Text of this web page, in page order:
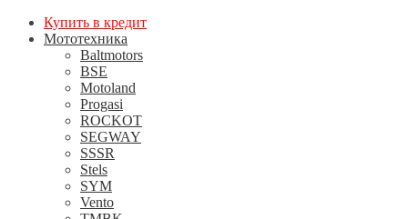
Купить в кредит
Мототехника
Baltmotors
BSE
Motoland
Progasi
ROCKOT
SEGWAY
SSSR
Stels
SYM
Vento